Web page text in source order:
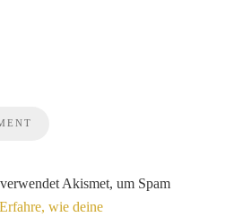
Akismet, um Spam
Erfahre, wie deine